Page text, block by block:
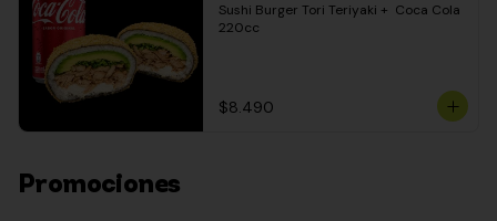
Sushi Burger Tori Teriyaki +  Coca Cola
220cc
$8.490
Promociones